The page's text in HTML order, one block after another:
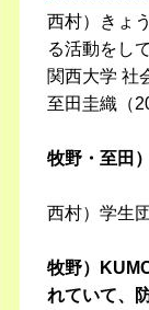
西村）きょ
る活動をし
関西大学 社
至田圭織（
牧野・至田
西村）学生
牧野）
れていて、